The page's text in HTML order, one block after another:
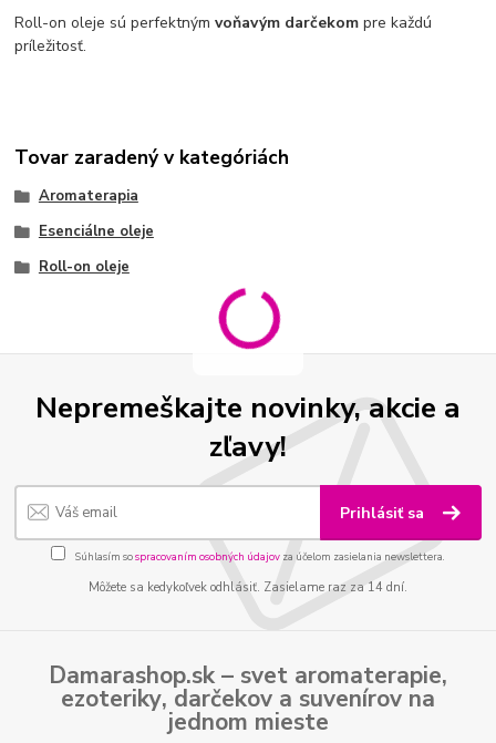
Roll-on oleje sú perfektnýmvoňavým darčekom pre každú
príležitosť.
Tovar zaradený v kategóriách
Aromaterapia
Esenciálne oleje
Roll-on oleje
Nepremeškajte novinky, akcie a
zľavy!
Prihlásiť sa
Súhlasím sospracovaním osobných údajov za účelom zasielania newslettera.
Môžete sa kedykoľvek odhlásiť. Zasielame raz za 14 dní.
Damarashop.sk – svet aromaterapie,
ezoteriky, darčekov a suvenírov na
jednom mieste